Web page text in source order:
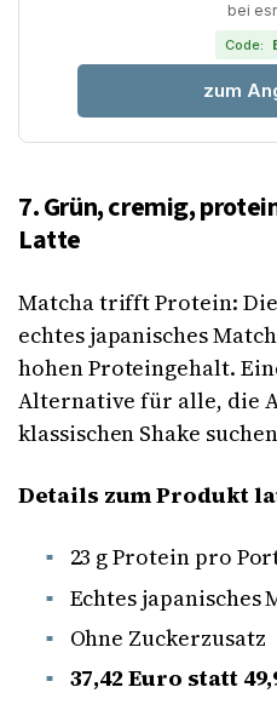
bei
Code:
zum
7. Grün, cremig,
Latte
Matcha trifft Protein:
echtes japanisches
hohen Proteingehalt.
Alternative für alle, die
klassischen Shake
Details zum Produkt
23 g Protein pro
Echtes japanisches
Ohne Zuckerzusatz
37,42 Euro statt